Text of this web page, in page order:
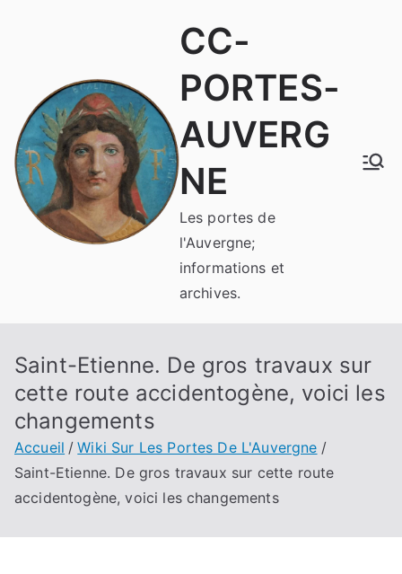
CC-
PORTES-
AUVERG
NE
Les portes de
l'Auvergne;
informations et
archives.
Saint-Etienne. De gros travaux sur
cette route accidentogène, voici les
changements
Accueil
Wiki Sur Les Portes De L'Auvergne
Saint-Etienne. De gros travaux sur cette route
accidentogène, voici les changements